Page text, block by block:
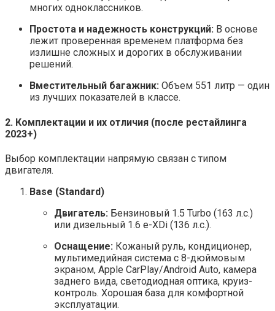
многих одноклассников.
Простота и надежность конструкций: В основе
лежит проверенная временем платформа без
излишне сложных и дорогих в обслуживании
решений.
Вместительный багажник: Объем 551 литр — один
из лучших показателей в классе.
2. Комплектации и их отличия (после рестайлинга
2023+)
Выбор комплектации напрямую связан с типом
двигателя.
Base (Standard)
Двигатель: Бензиновый 1.5 Turbo (163 л.с.)
или дизельный 1.6 e-XDi (136 л.с.).
Оснащение: Кожаный руль, кондиционер,
мультимедийная система с 8-дюймовым
экраном, Apple CarPlay/Android Auto, камера
заднего вида, светодиодная оптика, круиз-
контроль. Хорошая база для комфортной
эксплуатации.